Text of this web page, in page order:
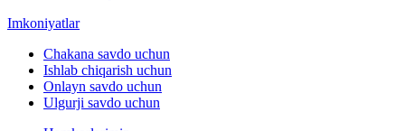
Imkoniyatlar
Chakana savdo uchun
Ishlab chiqarish uchun
Onlayn savdo uchun
Ulgurji savdo uchun